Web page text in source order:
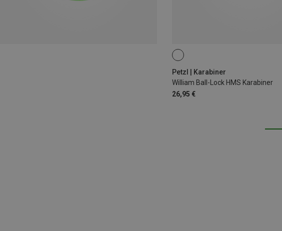
Petzl | Karabiner
William Ball-Lock HMS Karabiner
26,95 €
BALL-LOCK